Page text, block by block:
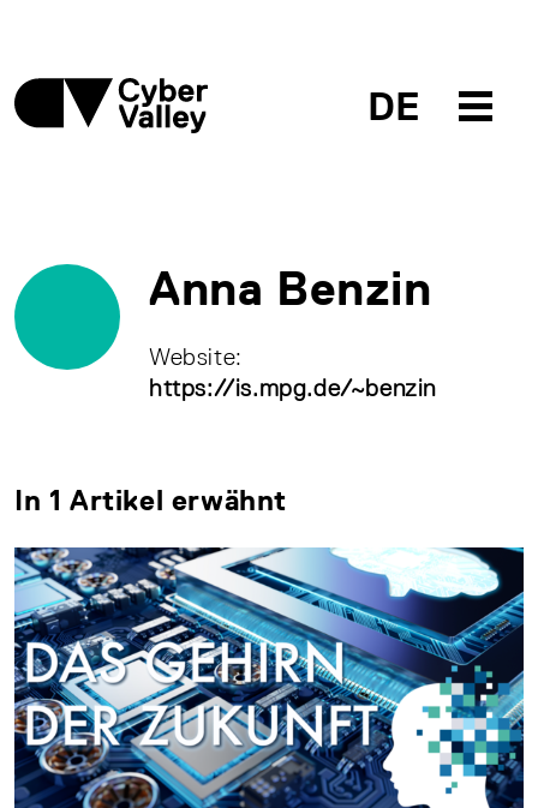
DE
Anna Benzin
Website:
https://is.mpg.de/~benzin
In 1 Artikel erwähnt